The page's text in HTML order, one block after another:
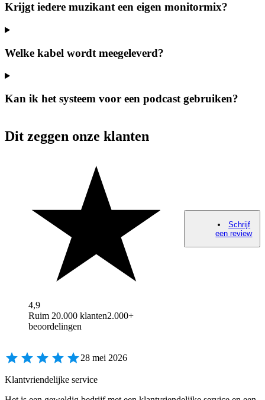
Krijgt iedere muzikant een eigen monitormix?
Welke kabel wordt meegeleverd?
Kan ik het systeem voor een podcast gebruiken?
Dit zeggen onze klanten
4,9
Ruim 20.000 klanten2.000+
beoordelingen
Schrijf
een review
28 mei 2026
Klantvriendelijke service